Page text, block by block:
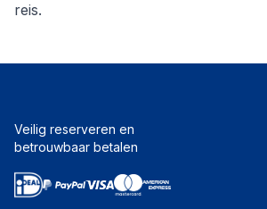
reis.
Veilig reserveren en
betrouwbaar betalen